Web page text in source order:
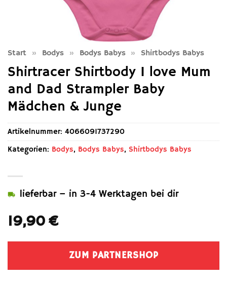
Start » Bodys » Bodys Babys » Shirtbodys Babys
Shirtracer Shirtbody I love Mum
and Dad Strampler Baby
Mädchen & Junge
19,90€
lieferbar – in 3-4 Werktagen bei dir
ZUM PARTNERSHOP
Artikelnummer: 4066091737290
Kategorien: Bodys, Bodys Babys, Shirtbodys Babys